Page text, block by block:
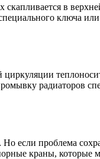
в
ключа
радиаторов
если проблема
краны, которые